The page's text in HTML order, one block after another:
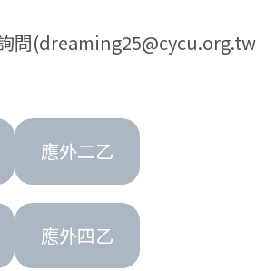
問
應外二乙
應外四乙